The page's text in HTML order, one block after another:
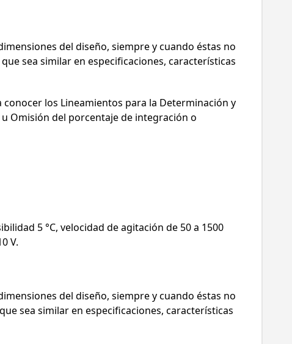
del diseño, siempre y cuando éstas no
sea similar en especificaciones, características
los Lineamientos para la Determinación y
Omisión del porcentaje de integración o
5 °C, velocidad de agitación de 50 a 1500
V.
del diseño, siempre y cuando éstas no
sea similar en especificaciones, características